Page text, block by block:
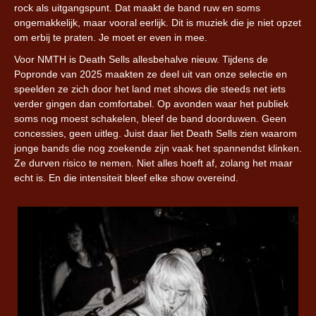
rock als uitgangspunt. Dat maakt de band ruw en soms
ongemakkelijk, maar vooral eerlijk. Dit is muziek die je niet opzet
om erbij te praten. Je moet er even in mee.
Voor NMTH is Death Sells allesbehalve nieuw. Tijdens de
Popronde van 2025 maakten ze deel uit van onze selectie en
speelden ze zich door het land met shows die steeds net iets
verder gingen dan comfortabel. Op avonden waar het publiek
soms nog moest schakelen, bleef de band doorduwen. Geen
concessies, geen uitleg. Juist daar liet Death Sells zien waarom
jonge bands die nog zoekende zijn vaak het spannendst klinken.
Ze durven risico te nemen. Niet alles hoeft af, zolang het maar
echt is. En die intensiteit bleef elke show overeind.